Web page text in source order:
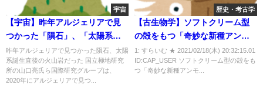
宇宙
【宇宙】昨年アルジェリアで見
つかった「隕石」、「太陽系誕
生直後」の「火山岩」だった！
昨年アルジェリアで見つかった隕石、太陽
系誕生直後の火山岩だった 国立極地研究
所の山口亮氏ら国際研究グループは、
2020年にアルジェリアで見つ...
歴史・考古学
【古生物学】ソフトクリーム型
の殻をもつ「奇妙な新種アンモ
ナイト」を北海道で発見
1: すらいむ ★ 2021/02/18(木) 20:32:15.01
ID:CAP_USER ソフトクリーム型の殻をも
つ「奇妙な新種アンモ...